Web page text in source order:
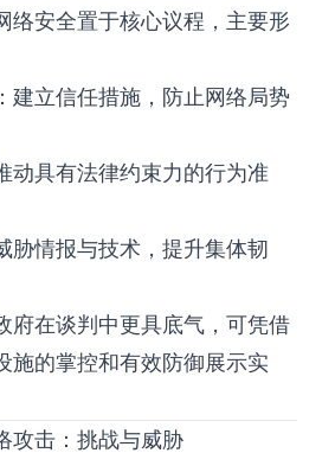
络安全置于核心议程，主要形
：建立信任措施，防止网络局势
动具有法律约束力的行为准
胁情报与技术，提升集体韧
府在谈判中更具底气，可凭借
施的掌控和有效防御展示实
攻击：挑战与威胁